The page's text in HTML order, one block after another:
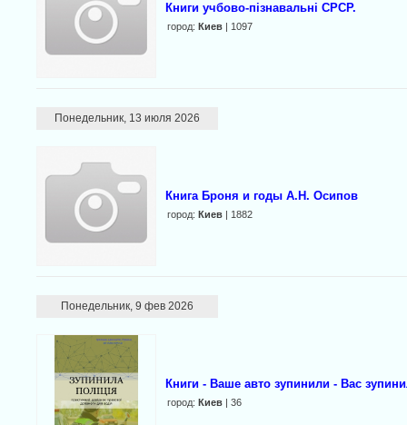
Книги учбово-пізнавальні СРСР.
город: Киев | 1097
Понедельник, 13 июля 2026
Книга Броня и годы А.Н. Осипов
город: Киев | 1882
Понедельник, 9 фев 2026
Книги - Ваше авто зупинили - Вас
город: Киев | 36